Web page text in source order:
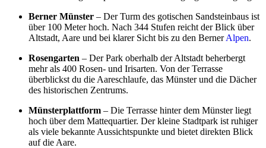
Berner Münster – Der Turm des gotischen Sandsteinbaus ist
über 100 Meter hoch. Nach 344 Stufen reicht der Blick über
Altstadt, Aare und bei klarer Sicht bis zu den BernerAlpen.
Rosengarten – Der Park oberhalb der Altstadt beherbergt
mehr als 400 Rosen- und Irisarten. Von der Terrasse
überblickst du die Aareschlaufe, das Münster und die Dächer
des historischen Zentrums.
Münsterplattform – Die Terrasse hinter dem Münster liegt
hoch über dem Mattequartier. Der kleine Stadtpark ist ruhiger
als viele bekannte Aussichtspunkte und bietet direkten Blick
auf die Aare.